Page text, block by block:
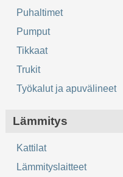
Puhaltimet
Pumput
Tikkaat
Trukit
Työkalut ja apuvälineet
Lämmitys
Kattilat
Lämmityslaitteet